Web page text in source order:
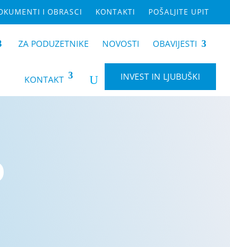
I OBRASCI KONTAKTI POŠALJITE UPIT
ZA PODUZETNIKE NOVOSTI OBAVIJESTI
KONTAKT U INVEST IN LJUBUŠKI